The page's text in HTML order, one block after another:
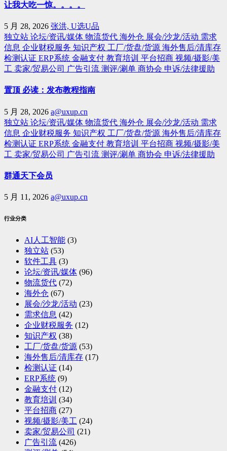
让我大吃一惊。。。。
5 月 28, 2026 张洪, U选U品
独立站 论坛/资讯/媒体 物流货代 海外仓 展会/沙龙/活动 需求
信息 企业财税服务 知识产权 工厂/货盘/货源 海外售后/清库存
检测认证 ERP系统 金融支付 教育培训 平台招商 视频/摄影/美
工 卖家/贸易公司 广告引流 测评/涮单 商协会 申诉/法律援助
置顶 必读：发布教程指南
5 月 28, 2026 a@uxup.cn
独立站 论坛/资讯/媒体 物流货代 海外仓 展会/沙龙/活动 需求
信息 企业财税服务 知识产权 工厂/货盘/货源 海外售后/清库存
检测认证 ERP系统 金融支付 教育培训 平台招商 视频/摄影/美
工 卖家/贸易公司 广告引流 测评/涮单 商协会 申诉/法律援助
群通天下会员
5 月 11, 2026 a@uxup.cn
行业分类
AI人工智能 (3)
独立站 (53)
软件工具 (3)
论坛/资讯/媒体 (96)
物流货代 (72)
海外仓 (67)
展会/沙龙/活动 (23)
需求信息 (42)
企业财税服务 (12)
知识产权 (38)
工厂/货盘/货源 (53)
海外售后/清库存 (17)
检测认证 (14)
ERP系统 (9)
金融支付 (12)
教育培训 (34)
平台招商 (27)
视频/摄影/美工 (24)
卖家/贸易公司 (21)
广告引流 (426)